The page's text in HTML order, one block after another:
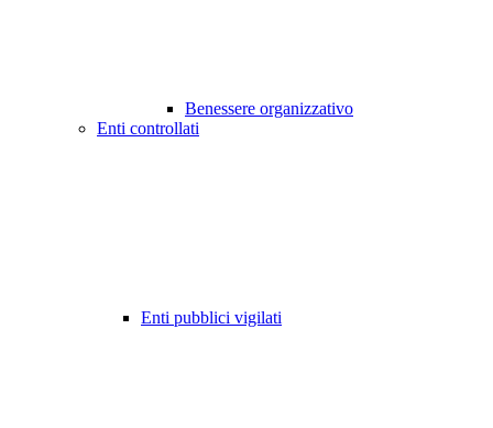
Benessere organizzativo
Enti controllati
Enti pubblici vigilati